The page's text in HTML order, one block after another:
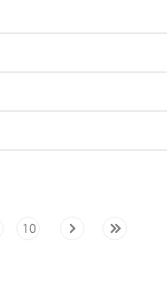
10